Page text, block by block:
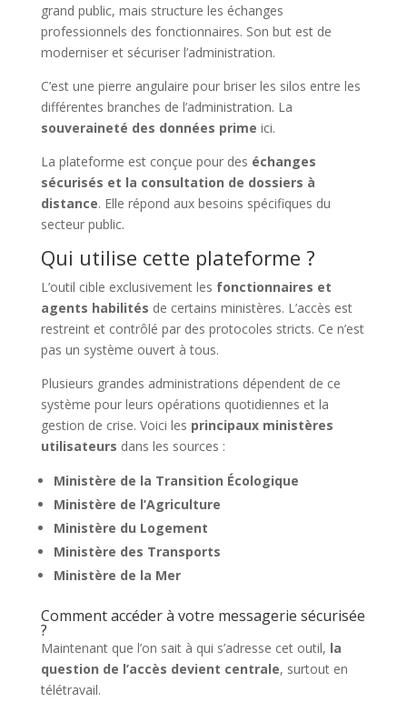
grand public, mais structure les échanges
professionnels des fonctionnaires. Son but est de
moderniser et sécuriser l’administration.
C’est une pierre angulaire pour briser les silos entre les
différentes branches de l’administration. La
souveraineté des données prime ici.
La plateforme est conçue pour des échanges
sécurisés et la consultation de dossiers à
distance. Elle répond aux besoins spécifiques du
secteur public.
Qui utilise cette plateforme ?
L’outil cible exclusivement les fonctionnaires et
agents habilités de certains ministères. L’accès est
restreint et contrôlé par des protocoles stricts. Ce n’est
pas un système ouvert à tous.
Plusieurs grandes administrations dépendent de ce
système pour leurs opérations quotidiennes et la
gestion de crise. Voici les principaux ministères
utilisateurs dans les sources :
Ministère de la Transition Écologique
Ministère de l’Agriculture
Ministère du Logement
Ministère des Transports
Ministère de la Mer
Comment accéder à votre messagerie sécurisée
?
Maintenant que l’on sait à qui s’adresse cet outil, la
question de l’accès devient centrale, surtout en
télétravail.